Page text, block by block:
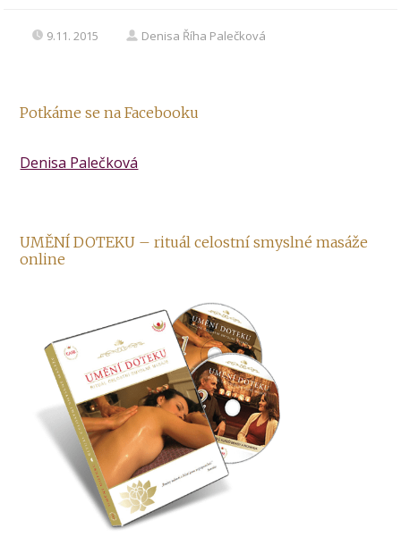
9.11. 2015 Denisa Říha Palečková
Potkáme se na Facebooku
Denisa Palečková
UMĚNÍ DOTEKU – rituál celostní smyslné masáže
online